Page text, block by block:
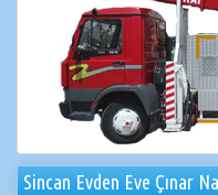
Sincan Evden Eve Çınar